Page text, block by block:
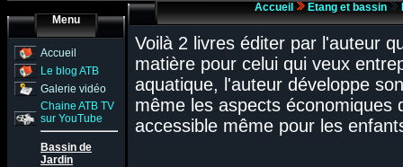
Menu
Accueil
Le blog ATB
Galerie vidéo
Chaine ATB TV
sur YouTube
Bassin de
Jardin
Accueil Etang et bassin
Voilà 2 livres éditer par l'auteur
matière pour celui qui veux
aquatique, l'auteur développe
même les aspects
accessible même pour les